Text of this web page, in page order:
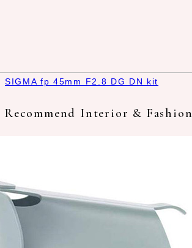
SIGMA fp 45mm F2.8 DG DN kit
Recommend Interior & Fashion